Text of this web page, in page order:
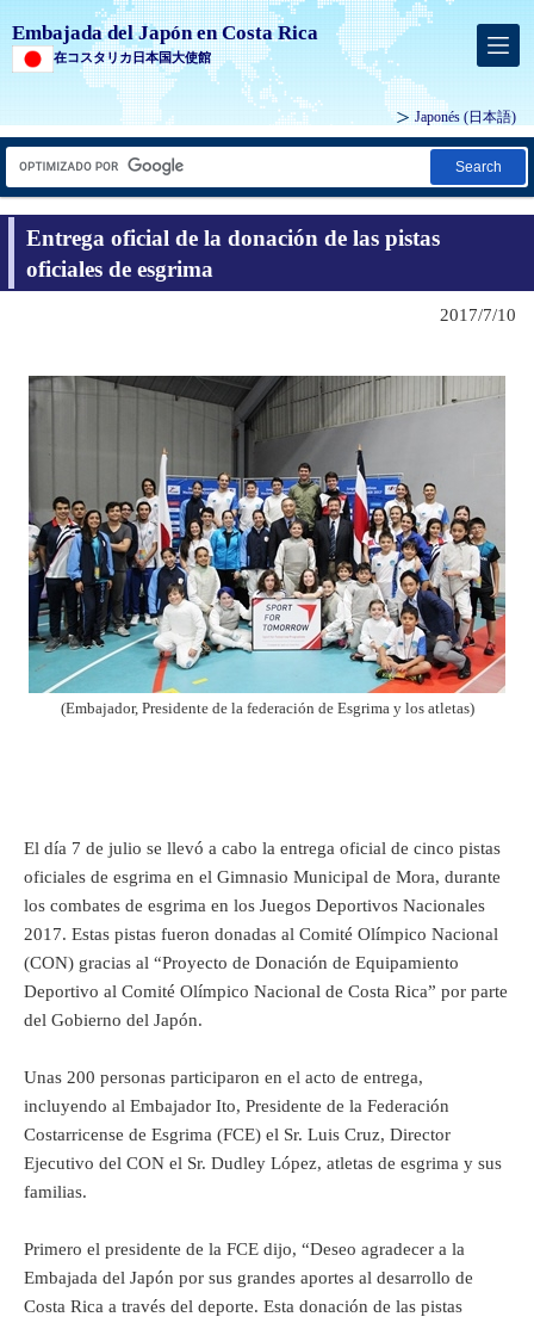
Embajada del Japón en Costa Rica
在コスタリカ日本国大使館
Japonés (日本語)
Search
Entrega oficial de la donación de las pistas
oficiales de esgrima
2017/7/10
(Embajador, Presidente de la federación de Esgrima y los atletas)
El día 7 de julio se llevó a cabo la entrega oficial de cinco pistas
oficiales de esgrima en el Gimnasio Municipal de Mora, durante
los combates de esgrima en los Juegos Deportivos Nacionales
2017. Estas pistas fueron donadas al Comité Olímpico Nacional
(CON) gracias al “Proyecto de Donación de Equipamiento
Deportivo al Comité Olímpico Nacional de Costa Rica” por parte
del Gobierno del Japón.
Unas 200 personas participaron en el acto de entrega,
incluyendo al Embajador Ito, Presidente de la Federación
Costarricense de Esgrima (FCE) el Sr. Luis Cruz, Director
Ejecutivo del CON el Sr. Dudley López, atletas de esgrima y sus
familias.
Primero el presidente de la FCE dijo, “Deseo agradecer a la
Embajada del Japón por sus grandes aportes al desarrollo de
Costa Rica a través del deporte. Esta donación de las pistas